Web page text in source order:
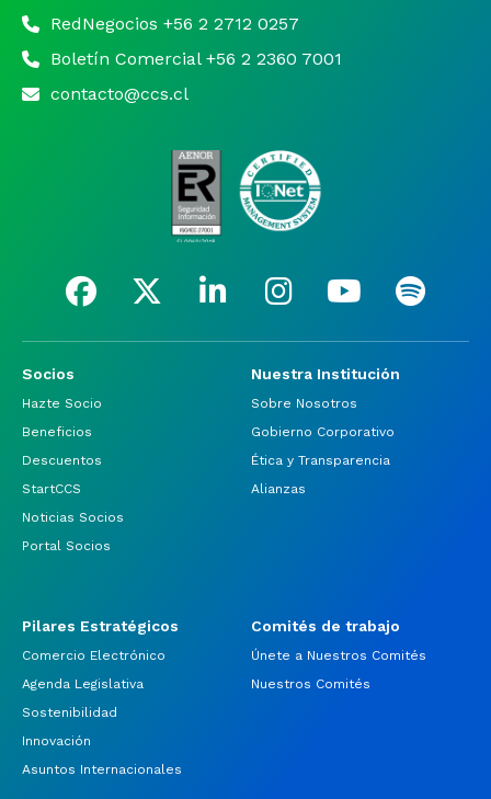
RedNegocios +56 2 2712 0257
Boletín Comercial +56 2 2360 7001
contacto@ccs.cl
Socios
Hazte Socio
Beneficios
Descuentos
StartCCS
Noticias Socios
Portal Socios
Nuestra Institución
Sobre Nosotros
Gobierno Corporativo
Ética y Transparencia
Alianzas
Pilares Estratégicos
Comercio Electrónico
Agenda Legislativa
Sostenibilidad
Innovación
Asuntos Internacionales
Comités de trabajo
Únete a Nuestros Comités
Nuestros Comités